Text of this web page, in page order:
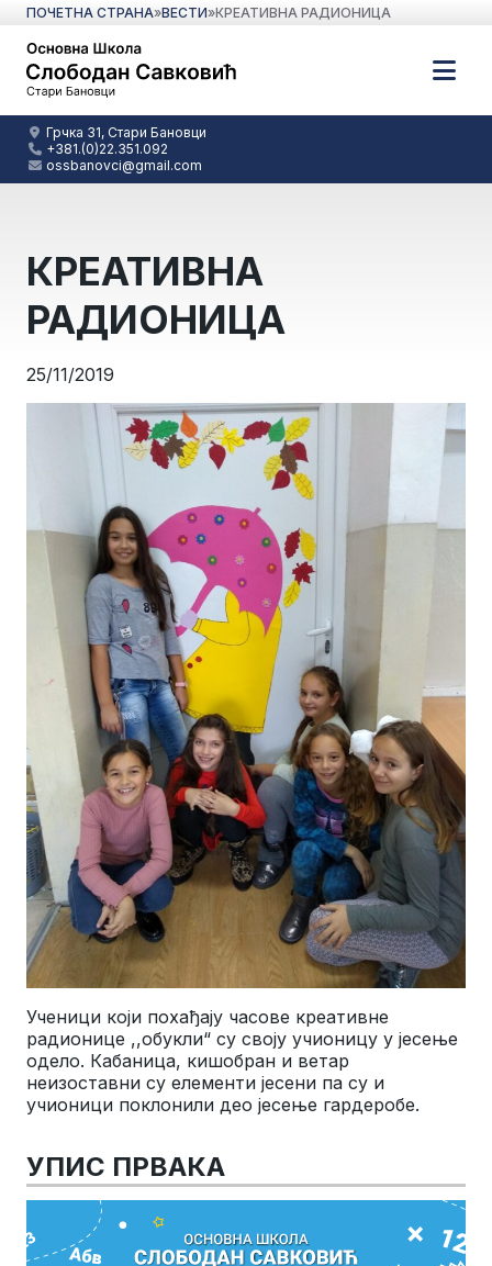
ПОЧЕТНА СТРАНА»ВЕСТИ»КРЕАТИВНА РАДИОНИЦА
Грчка 31, Стари Бановци
+381.(0)22.351.092
ossbanovci@gmail.com
КРЕАТИВНА
РАДИОНИЦА
25/11/2019
Ученици који похађају часове креативне
радионице ,,обукли“ су своју учионицу у јесење
одело. Кабаница, кишобран и ветар
неизоставни су елементи јесени па су и
учионици поклонили део јесење гардеробе.
УПИС ПРВАКА